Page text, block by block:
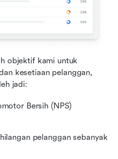
objektif kami untuk
kesetiaan pelanggan,
jadi:
Bersih (NPS)
pelanggan sebanyak